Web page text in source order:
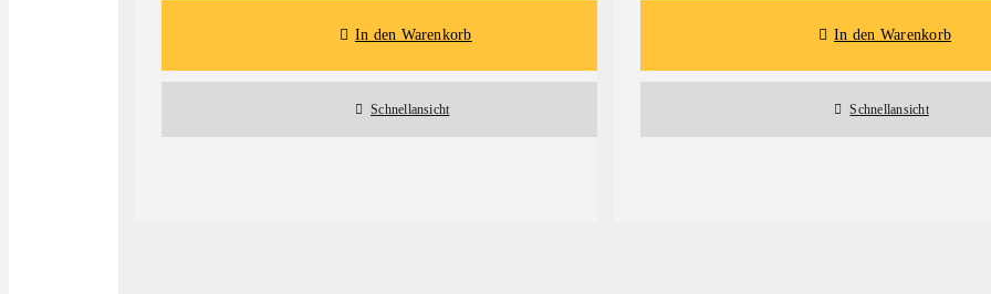
In den Warenkorb
Schnellansicht
In den Warenkorb
Schnellansicht